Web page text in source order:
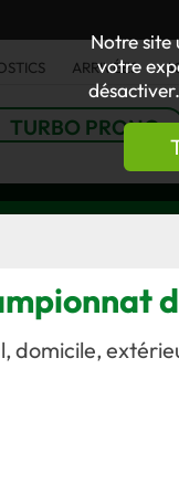
Notre site
votre
ARRIVÉES
TURBO PRONO
domicile,